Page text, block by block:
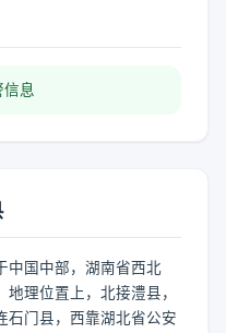
息
中国中部，湖南省西北
理位置上，北接澧县，
石门县，西靠湖北省公安